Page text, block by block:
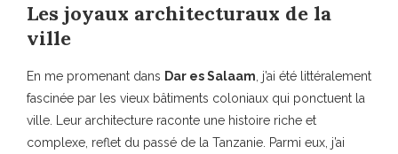
Les joyaux architecturaux de la
ville
En me promenant dans Dar es Salaam, j’ai été littéralement
fascinée par les vieux bâtiments coloniaux qui ponctuent la
ville. Leur architecture raconte une histoire riche et
complexe, reflet du passé de la Tanzanie. Parmi eux, j’ai